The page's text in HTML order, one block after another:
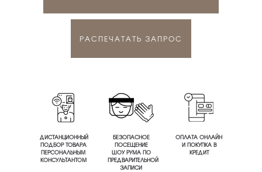
РАСПЕЧАТАТЬ ЗАПРОС
ДИСТАНЦИОННЫЙ
ПОДБОР ТОВАРА
ПЕРСОНАЛЬНЫМ
КОНСУЛЬТАНТОМ
БЕЗОПАСНОЕ
ПОСЕЩЕНИЕ
ШОУ РУМА ПО
ПРЕДВАРИТЕЛЬНОЙ
ЗАПИСИ
ОПЛАТА ОНЛАЙН
И ПОКУПКА В
КРЕДИТ